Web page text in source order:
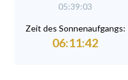
05:39:03
Zeit des Sonnenaufgangs:
06:11:42